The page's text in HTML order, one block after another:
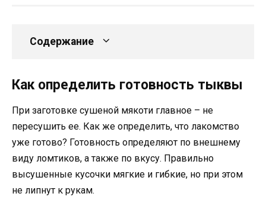
Содержание
Как определить готовность тыквы
При заготовке сушеной мякоти главное – не
пересушить ее. Как же определить, что лакомство
уже готово? Готовность определяют по внешнему
виду ломтиков, а также по вкусу. Правильно
высушенные кусочки мягкие и гибкие, но при этом
не липнут к рукам.